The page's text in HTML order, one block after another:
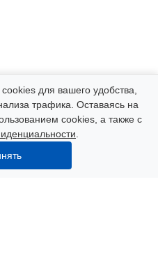
для вашего удобства,
трафика. Оставаясь на
cookies, а также с